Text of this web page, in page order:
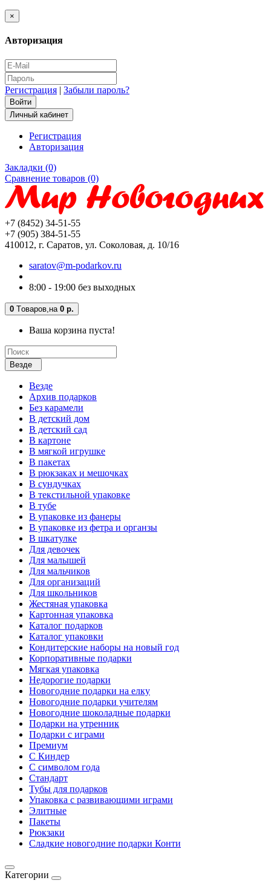
×
Авторизация
Регистрация | Забыли пароль?
Личный кабинет
Регистрация
Авторизация
Закладки (0)
Сравнение товаров (0)
+7 (8452) 34-51-55
+7 (905) 384-51-55
410012, г. Саратов, ул. Соколовая, д. 10/16
saratov@m-podarkov.ru
8:00 - 19:00 без выходных
0 Tоваров, на 0 р.
Ваша корзина пуста!
Везде
Везде
Архив подарков
Без карамели
В детский дом
В детский сад
В картоне
В мягкой игрушке
В пакетах
В рюкзаках и мешочках
В сундучках
В текстильной упаковке
В тубе
В упаковке из фанеры
В упаковке из фетра и органзы
В шкатулке
Для девочек
Для малышей
Для мальчиков
Для организаций
Для школьников
Жестяная упаковка
Картонная упаковка
Каталог подарков
Каталог упаковки
Кондитерские наборы на новый год
Корпоративные подарки
Мягкая упаковка
Недорогие подарки
Новогодние подарки на елку
Новогодние подарки учителям
Новогодние шоколадные подарки
Подарки на утренник
Подарки с играми
Премиум
С Киндер
С символом года
Стандарт
Тубы для подарков
Упаковка с развивающими играми
Элитные
Пакеты
Рюкзаки
Сладкие новогодние подарки Конти
Категории